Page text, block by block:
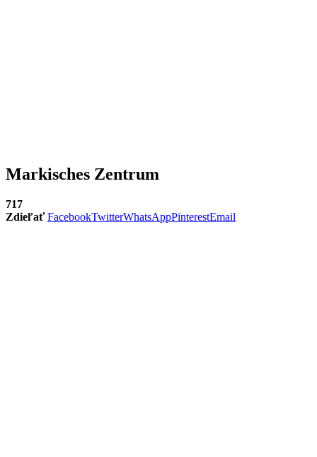
Markisches Zentrum
717
Zdieľať FacebookTwitterWhatsAppPinterestEmail